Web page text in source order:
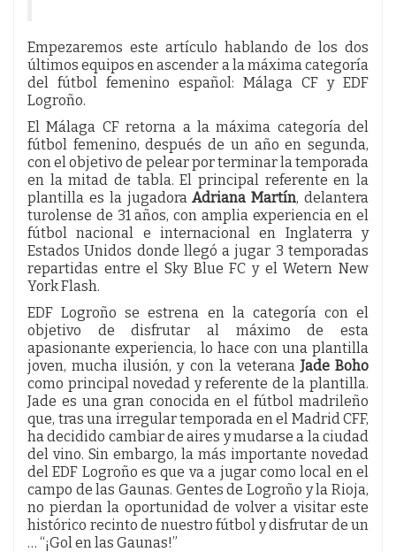
Empezaremos este artículo hablando de los dos
últimos equipos en ascender a la máxima categoría
del fútbol femenino español: Málaga CF y EDF
Logroño.
El Málaga CF retorna a la máxima categoría del
fútbol femenino, después de un año en segunda,
con el objetivo de pelear por terminar la temporada
en la mitad de tabla. El principal referente en la
plantilla es la jugadoraAdriana Martín, delantera
turolense de 31 años, con amplia experiencia en el
fútbol nacional e internacional en Inglaterra y
Estados Unidos donde llegó a jugar 3 temporadas
repartidas entre el Sky Blue FC y el Wetern New
York Flash.
EDF Logroño se estrena en la categoría con el
objetivo de disfrutar al máximo de esta
apasionante experiencia, lo hace con una plantilla
joven, mucha ilusión, y con la veterana Jade Boho
como principal novedad y referente de la plantilla.
Jade es una gran conocida en el fútbol madrileño
que, tras una irregular temporada en el Madrid CFF,
ha decidido cambiar de aires y mudarse a la ciudad
del vino. Sin embargo, la más importante novedad
del EDF Logroño es que va a jugar como local en el
campo de las Gaunas. Gentes de Logroño y la Rioja,
no pierdan la oportunidad de volver a visitar este
histórico recinto de nuestro fútbol y disfrutar de un
… “¡Gol en las Gaunas!”